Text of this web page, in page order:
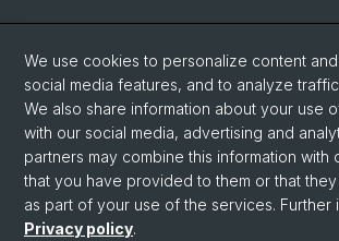
Bibliothek Maiengasse
Philosophisch-Historische Fakultät
Liens utiles
Études à la Philosophisch-Historischen Fakultät
We use cookies to personalize content
social media features, and to analyze
We also share information about your use
with our social media, advertising and
partners may combine this information with
that you have provided to them or that
as part of your use of the services. Further
Privacy policy.